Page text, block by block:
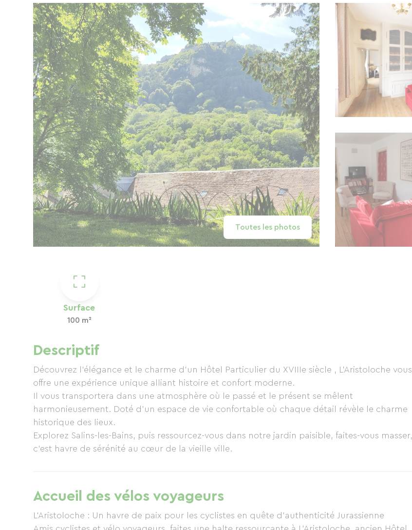
Toutes les photos
Surface
100 m²
Descriptif
Découvrez l'élégance et le charme d'un Hôtel Particulier du XVIIIe siècle , L'Aristoloche vous
offre une expérience unique alliant histoire et confort moderne.
Il vous transportera dans une atmosphère où le passé et le présent se mêlent
harmonieusement. Doté d'un espace de vie confortable où chaque détail révèle le charme
historique des lieux.
Explorez Salins-les-Bains, puis ressourcez-vous dans notre jardin paisible, faites-vous masser,
c'est havre de sérénité au cœur de la vieille ville.
Accueil des vélos voyageurs
L'Aristoloche : Un havre de paix pour les cyclistes en quête d'authenticité Jurassienne